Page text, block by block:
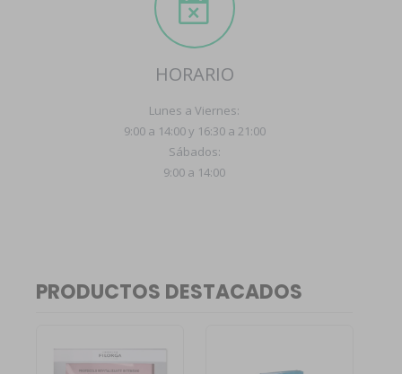
HORARIO
Lunes a Viernes:
9:00 a 14:00 y 16:30 a 21:00
Sábados:
9:00 a 14:00